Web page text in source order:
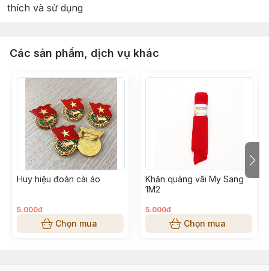
thích và sử dụng
Các sản phẩm, dịch vụ khác
Huy hiệu đoàn cài áo
5.000đ
Chọn mua
Khăn quàng vãi My Sang
1M2
5.000đ
Chọn mua